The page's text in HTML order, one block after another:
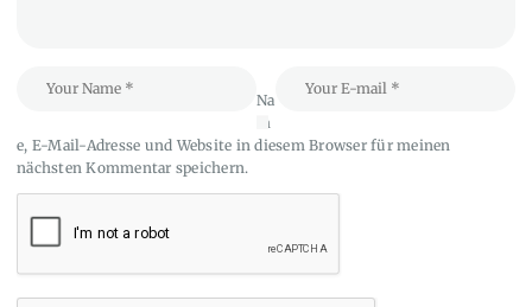
Na
m
e, E-Mail-Adresse und Website in diesem Browser für meinen
nächsten Kommentar speichern.